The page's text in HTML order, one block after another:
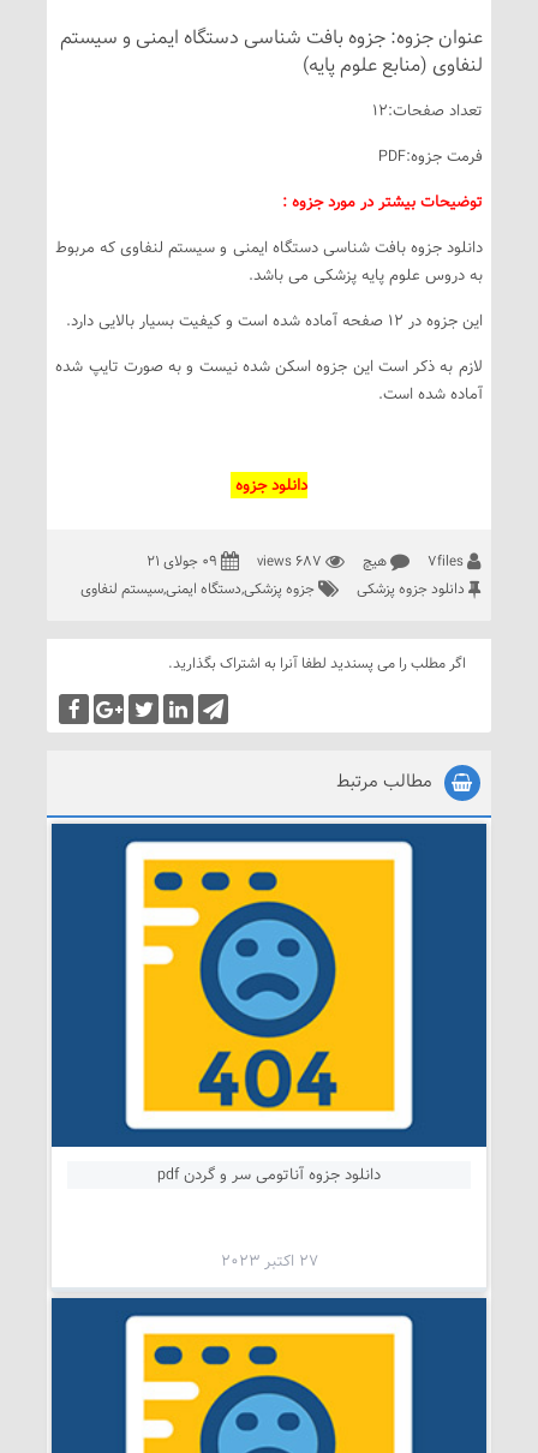
عنوان جزوه: جزوه بافت شناسی دستگاه ایمنی و سیستم
لنفاوی (منابع علوم پایه)
تعداد صفحات:12
فرمت جزوه:PDF
توضیحات بیشتر در مورد جزوه :
دانلود جزوه بافت شناسی دستگاه ایمنی و سیستم لنفاوی که مربوط
به دروس علوم پایه پزشکی می باشد.
این جزوه در 12 صفحه آماده شده است و کیفیت بسیار بالایی دارد.
لازم به ذکر است این جزوه اسکن شده نیست و به صورت تایپ شده
آماده شده است.
دانلود جزوه
7files هیچ
دانلود جزوه پزشکی
جزوه پزشکی,دستگاه ایمنی,سیستم لنفاوی
اگر مطلب را می پسندید لطفا آنرا به اشتراک بگذارید.
مطالب مرتبط
دانلود جزوه آناتومی سر و گردن pdf
27 اکتبر 2023